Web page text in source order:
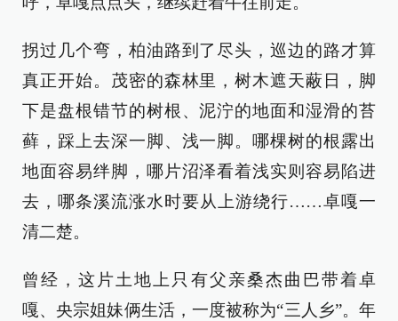
拐过几个弯，柏油路到了尽头，巡边的路才算
真正开始。茂密的森林里，树木遮天蔽日，脚
下是盘根错节的树根、泥泞的地面和湿滑的苔
藓，踩上去深一脚、浅一脚。哪棵树的根露出
地面容易绊脚，哪片沼泽看着浅实则容易陷进
去，哪条溪流涨水时要从上游绕行……卓嘎一
清二楚。
曾经，这片土地上只有父亲桑杰曲巴带着卓
嘎、央宗姐妹俩生活，一度被称为“三人乡”。年